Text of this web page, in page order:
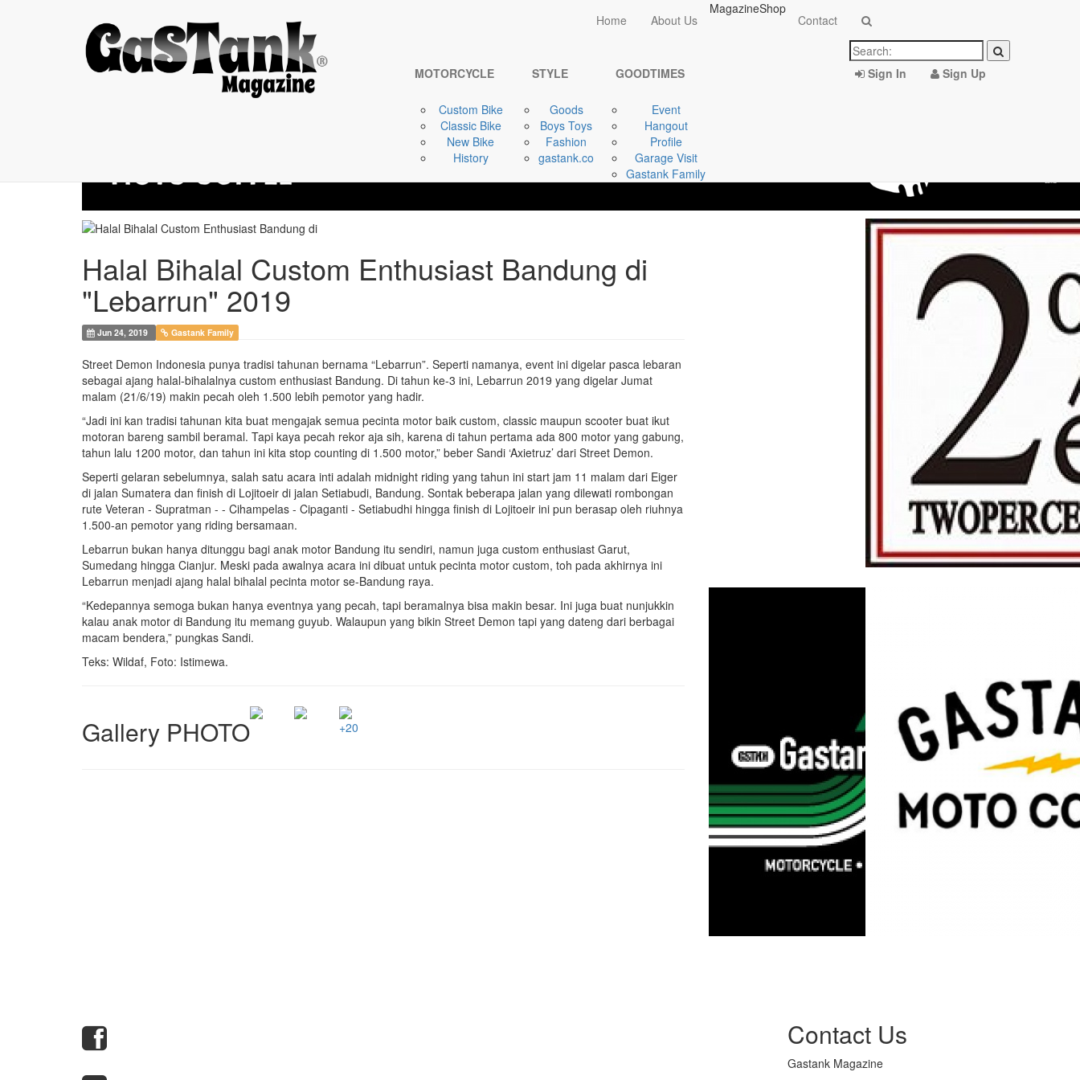
Home About Us
MagazineShop
Contact
MOTORCYCLE
Custom Bike
Classic Bike
New Bike
History
STYLE
Goods
Boys Toys
Fashion
gastank.co
GOODTIMES
Event
Hangout
Profile
Garage Visit
Gastank Family
Sign In Sign Up
Halal Bihalal ...
Home
GOODTIMES
Halal Bihalal Custom Enthusiast Bandung di
"Lebarrun" 2019
Jun 24, 2019 Gastank Family
Street Demon Indonesia punya tradisi tahunan bernama “Lebarrun”. Seperti namanya, event ini digelar pasca lebaran
sebagai ajang halal-bihalalnya custom enthusiast Bandung. Di tahun ke-3 ini, Lebarrun 2019 yang digelar Jumat
malam (21/6/19) makin pecah oleh 1.500 lebih pemotor yang hadir.
“Jadi ini kan tradisi tahunan kita buat mengajak semua pecinta motor baik custom, classic maupun scooter buat ikut
motoran bareng sambil beramal. Tapi kaya pecah rekor aja sih, karena di tahun pertama ada 800 motor yang gabung,
tahun lalu 1200 motor, dan tahun ini kita stop counting di 1.500 motor,” beber Sandi ‘Axietruz’ dari Street Demon.
Seperti gelaran sebelumnya, salah satu acara inti adalah midnight riding yang tahun ini start jam 11 malam dari Eiger
di jalan Sumatera dan finish di Lojitoeir di jalan Setiabudi, Bandung. Sontak beberapa jalan yang dilewati rombongan
rute Veteran - Supratman - - Cihampelas - Cipaganti - Setiabudhi hingga finish di Lojitoeir ini pun berasap oleh riuhnya
1.500-an pemotor yang riding bersamaan.
Lebarrun bukan hanya ditunggu bagi anak motor Bandung itu sendiri, namun juga custom enthusiast Garut,
Sumedang hingga Cianjur. Meski pada awalnya acara ini dibuat untuk pecinta motor custom, toh pada akhirnya ini
Lebarrun menjadi ajang halal bihalal pecinta motor se-Bandung raya.
“Kedepannya semoga bukan hanya eventnya yang pecah, tapi beramalnya bisa makin besar. Ini juga buat nunjukkin
kalau anak motor di Bandung itu memang guyub. Walaupun yang bikin Street Demon tapi yang dateng dari berbagai
macam bendera,” pungkas Sandi.
Teks: Wildaf, Foto: Istimewa.
Gallery PHOTO +20
Contact Us
Gastank Magazine